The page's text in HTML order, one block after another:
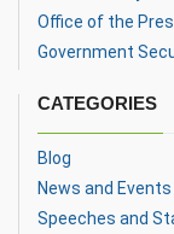
Office of the
Government
CATEGORIES
Blog
News and Events
Speeches and